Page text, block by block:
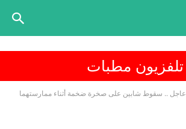
تلفزيون مطبات
عاجل .. سقوط شابين على صخرة ضخمة أثناء ممارستهما